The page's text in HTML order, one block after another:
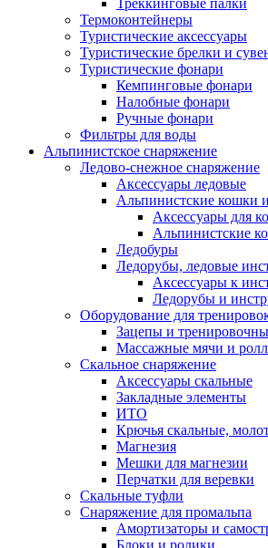
Треккинговые палки
Термоконтейнеры
Туристические аксессуары
Туристические брелки и
Туристические фонари
Кемпинговые фонари
Налобные фонари
Ручные фонари
Фильтры для воды
Альпинистское снаряжение
Ледово-снежное снаряжение
Аксессуары ледовые
Альпинистские кошки
Аксессуары для
Альпинистские
Ледобуры
Ледорубы, ледовые
Аксессуары к
Ледорубы и
Оборудование для
Зацепы и
Массажные мячи и
Скальное снаряжение
Аксессуары скальные
Закладные элементы
ИТО
Крючья скальные,
Магнезия
Мешки для магнезии
Перчатки для веревки
Скальные туфли
Снаряжение для промальпа
Амортизаторы и
Блоки и ролики